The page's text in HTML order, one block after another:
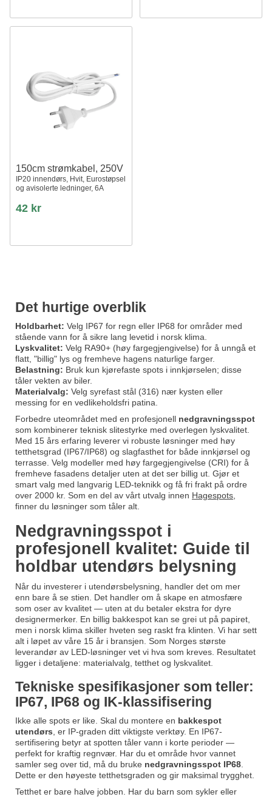
150cm strømkabel, 250V
IP20 innendørs, Hvit, Eurostøpsel
og avisolerte ledninger, 6A
42 kr
Det hurtige overblik
Holdbarhet: Velg IP67 for regn eller IP68 for områder med
stående vann for å sikre lang levetid i norsk klima.
Lyskvalitet: Velg RA90+ (høy fargegjengivelse) for å unngå et
flatt, "billig" lys og fremheve hagens naturlige farger.
Belastning: Bruk kun kjørefaste spots i innkjørselen; disse
tåler vekten av biler.
Materialvalg: Velg syrefast stål (316) nær kysten eller
messing for en vedlikeholdsfri patina.
Forbedre uteområdet med en profesjonell nedgravningsspot
som kombinerer teknisk slitestyrke med overlegen lyskvalitet.
Med 15 års erfaring leverer vi robuste løsninger med høy
tetthetsgrad (IP67/IP68) og slagfasthet for både innkjørsel og
terrasse. Velg modeller med høy fargegjengivelse (CRI) for å
fremheve fasadens detaljer uten at det ser billig ut. Gjør et
smart valg med langvarig LED-teknikk og få fri frakt på ordre
over 2000 kr. Som en del av vårt utvalg innen Hagespots
finner du løsninger som tåler alt.
Nedgravningsspot i
profesjonell kvalitet: Guide til
holdbar utendørs belysning
Når du investerer i utendørsbelysning, handler det om mer
enn bare å se stien. Det handler om å skape en atmosfære
som oser av kvalitet — uten at du betaler ekstra for dyre
designermerker. En billig bakkespot kan se grei ut på papiret,
men i norsk klima skiller hveten seg raskt fra klinten. Vi har sett
alt i løpet av våre 15 år i bransjen. Som Norges største
leverandør av LED-løsninger vet vi hva som kreves. Resultatet
ligger i detaljene: materialvalg, tetthet og lyskvalitet.
Tekniske spesifikasjoner som teller:
IP67, IP68 og IK-klassifisering
Ikke alle spots er like. Skal du montere en bakkespot
utendørs , er IP-graden ditt viktigste verktøy. En IP67-
sertifisering betyr at spotten tåler vann i korte perioder —
perfekt for kraftig regnvær. Har du et område hvor vannet
samler seg over tid, må du bruke nedgravningsspot IP68
Dette er den høyeste tetthetsgraden og gir maksimal trygghet.
Tetthet er bare halve jobben. Har du barn som sykler eller